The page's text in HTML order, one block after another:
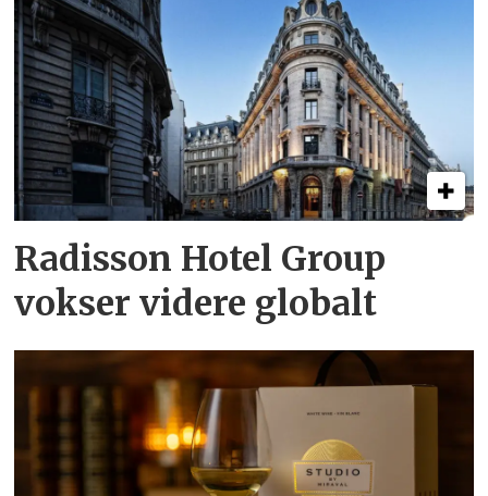
Radisson Hotel Group
vokser videre globalt